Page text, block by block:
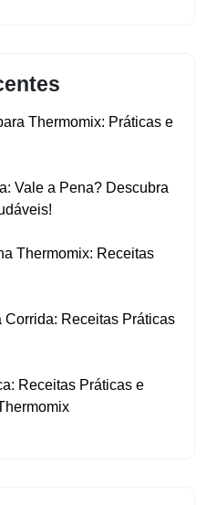
Thermomix: Práticas e
Vale a Pena? Descubra
Thermomix: Receitas
Receitas Práticas
Receitas Práticas e